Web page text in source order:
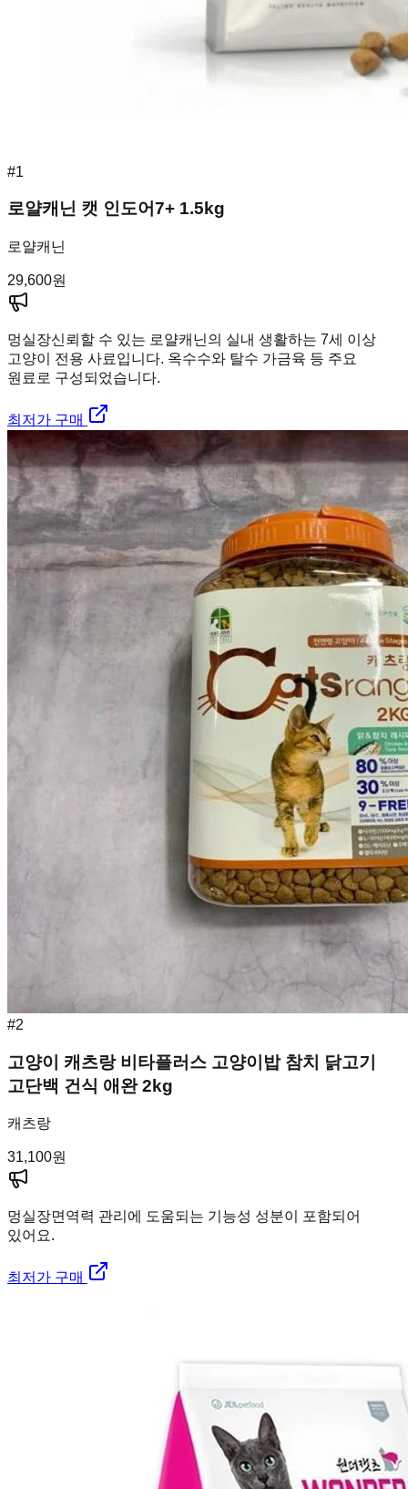
#1
로얄캐닌 캣 인도어7+ 1.5kg
로얄캐닌
29,600원
멍실장신뢰할 수 있는 로얄캐닌의 실내 생활하는 7세 이상
고양이 전용 사료입니다. 옥수수와 탈수 가금육 등 주요
원료로 구성되었습니다.
최저가 구매
#2
고양이 캐츠랑 비타플러스 고양이밥 참치 닭고기
고단백 건식 애완 2kg
캐츠랑
31,100원
멍실장면역력 관리에 도움되는 기능성 성분이 포함되어
있어요.
최저가 구매